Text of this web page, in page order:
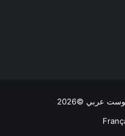
عربي ©2026